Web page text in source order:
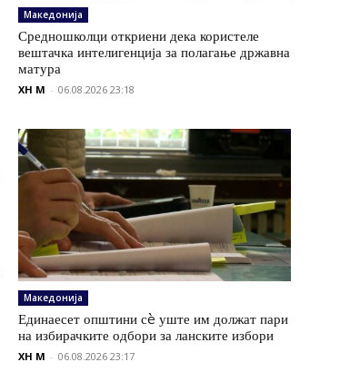
Македонија
Средношколци откриени дека користеле
вештачка интелигенција за полагање државна
матура
XH M - 06.08.2026 23:18
Македонија
Единаесет општини сè уште им должат пари
на избирачките одбори за ланските избори
XH M - 06.08.2026 23:17